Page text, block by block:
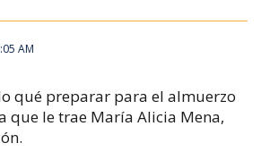
AM
qué preparar para el almuerzo
que le trae María Alicia Mena,